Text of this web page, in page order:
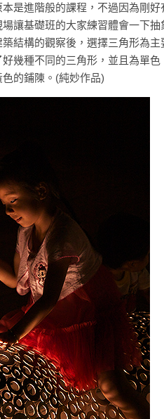
是進階般的課程，不過因為剛好
讓基礎班的大家練習體會一下抽
結構的觀察後，選擇三角形為主
幾種不同的三角形，並且為單色
的鋪陳。(純妙作品)